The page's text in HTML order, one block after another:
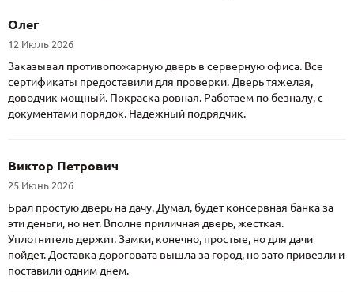
Олег
12 Июль 2026
Заказывал противопожарную дверь в серверную офиса. Все
сертификаты предоставили для проверки. Дверь тяжелая,
доводчик мощный. Покраска ровная. Работаем по безналу, с
документами порядок. Надежный подрядчик.
Виктор Петрович
25 Июнь 2026
Брал простую дверь на дачу. Думал, будет консервная банка за
эти деньги, но нет. Вполне приличная дверь, жесткая.
Уплотнитель держит. Замки, конечно, простые, но для дачи
пойдет. Доставка дороговата вышла за город, но зато привезли и
поставили одним днем.